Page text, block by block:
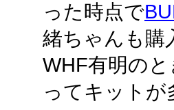
った時点で
緒ちゃんも購
WHF有明の
ってキット